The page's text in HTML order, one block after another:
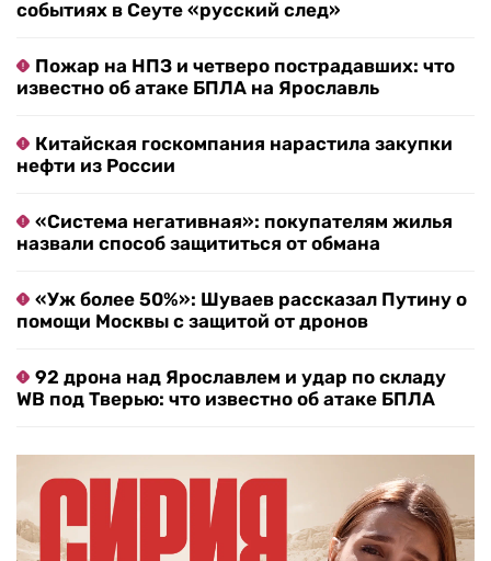
событиях в Сеуте «русский след»
Пожар на НПЗ и четверо пострадавших: что
известно об атаке БПЛА на Ярославль
Китайская госкомпания нарастила закупки
нефти из России
«Система негативная»: покупателям жилья
назвали способ защититься от обмана
«Уж более 50%»: Шуваев рассказал Путину о
помощи Москвы с защитой от дронов
92 дрона над Ярославлем и удар по складу
WB под Тверью: что известно об атаке БПЛА